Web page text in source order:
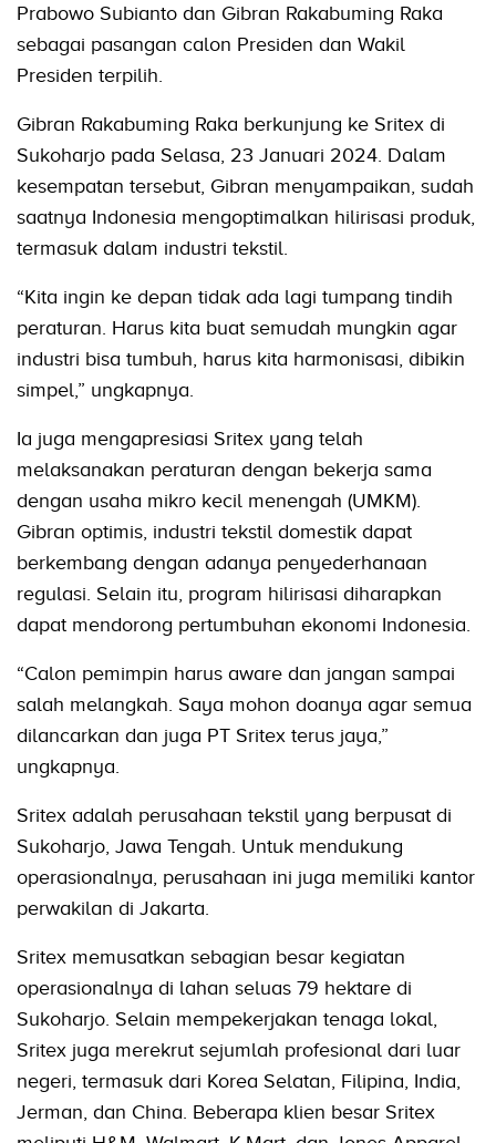
Prabowo Subianto dan Gibran Rakabuming Raka
sebagai pasangan calon Presiden dan Wakil
Presiden terpilih.
Gibran Rakabuming Raka berkunjung ke Sritex di
Sukoharjo pada Selasa, 23 Januari 2024. Dalam
kesempatan tersebut, Gibran menyampaikan, sudah
saatnya Indonesia mengoptimalkan hilirisasi produk,
termasuk dalam industri tekstil.
“Kita ingin ke depan tidak ada lagi tumpang tindih
peraturan. Harus kita buat semudah mungkin agar
industri bisa tumbuh, harus kita harmonisasi, dibikin
simpel,” ungkapnya.
Ia juga mengapresiasi Sritex yang telah
melaksanakan peraturan dengan bekerja sama
dengan usaha mikro kecil menengah (UMKM).
Gibran optimis, industri tekstil domestik dapat
berkembang dengan adanya penyederhanaan
regulasi. Selain itu, program hilirisasi diharapkan
dapat mendorong pertumbuhan ekonomi Indonesia.
“Calon pemimpin harus aware dan jangan sampai
salah melangkah. Saya mohon doanya agar semua
dilancarkan dan juga PT Sritex terus jaya,”
ungkapnya.
Sritex adalah perusahaan tekstil yang berpusat di
Sukoharjo, Jawa Tengah. Untuk mendukung
operasionalnya, perusahaan ini juga memiliki kantor
perwakilan di Jakarta.
Sritex memusatkan sebagian besar kegiatan
operasionalnya di lahan seluas 79 hektare di
Sukoharjo. Selain mempekerjakan tenaga lokal,
Sritex juga merekrut sejumlah profesional dari luar
negeri, termasuk dari Korea Selatan, Filipina, India,
Jerman, dan China. Beberapa klien besar Sritex